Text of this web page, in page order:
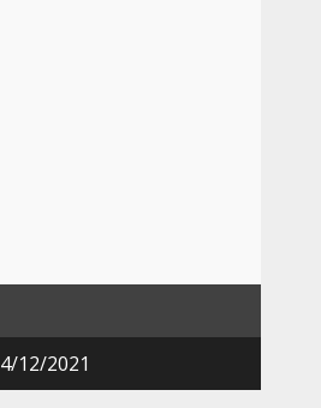
12/2021